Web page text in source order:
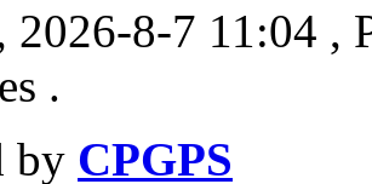
2026-8-7 11:04 ,
.
by CPGPS